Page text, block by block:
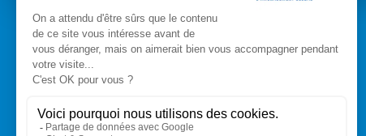
Setam Siège Social
153, rue de L'Arve
Qui sommes-nous ?